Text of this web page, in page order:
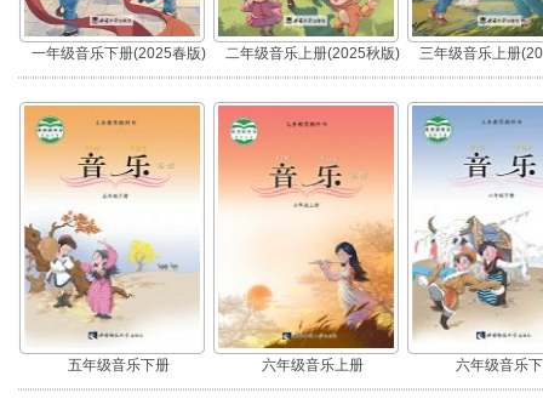
一年级音乐下册(2025春版) 二年级音乐上册(2025秋版) 三年级音乐上册
五年级音乐下册 六年级音乐上册 六年级音乐